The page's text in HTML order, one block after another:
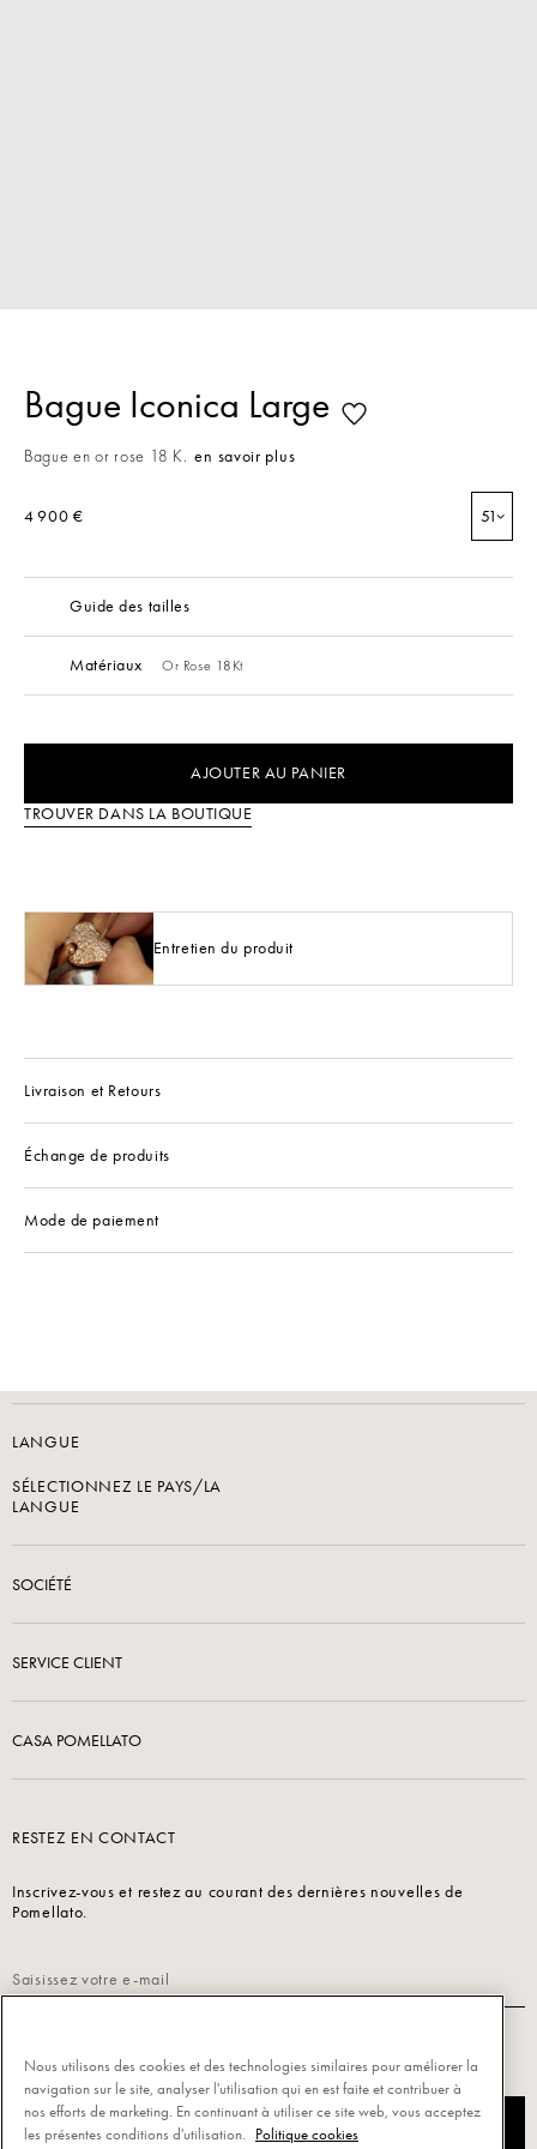
Bague Iconica Large
Bague en or rose 18 K. en savoir plus
4 900 € 51
Guide des tailles
Matériaux Or Rose 18Kt
AJOUTER AU PANIER
TROUVER DANS LA BOUTIQUE
Entretien du produit
Livraison et Retours
Échange de produits
Mode de paiement
LANGUE
SÉLECTIONNEZ LE PAYS/LA
LANGUE
SOCIÉTÉ
SERVICE CLIENT
CASA POMELLATO
RESTEZ EN CONTACT
Inscrivez-vous et restez au courant des dernières nouvelles de
Pomellato.
Lisez notre Politique de confidentialité pour vous inscrire.
S’INSCRIRE
Nous utilisons des cookies et des technologies similaires pour améliorer la
navigation sur le site, analyser l'utilisation qui en est faite et contribuer à
nos efforts de marketing. En continuant à utiliser ce site web, vous acceptez
les présentes conditions d'utilisation.
Politique cookies